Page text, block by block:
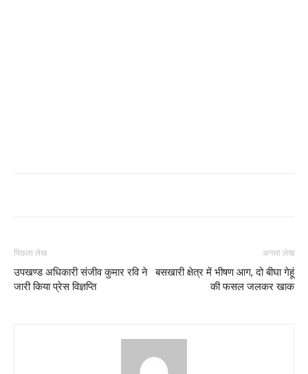
पिछला लेख
उपखण्ड अधिकारी संजीव कुमार रवि ने
जारी किया प्रेस विज्ञप्ति
अगला लेख
बसखारी क्षेत्र में भीषण आग, दो बीघा गेहूं
की फसल जलकर खाक